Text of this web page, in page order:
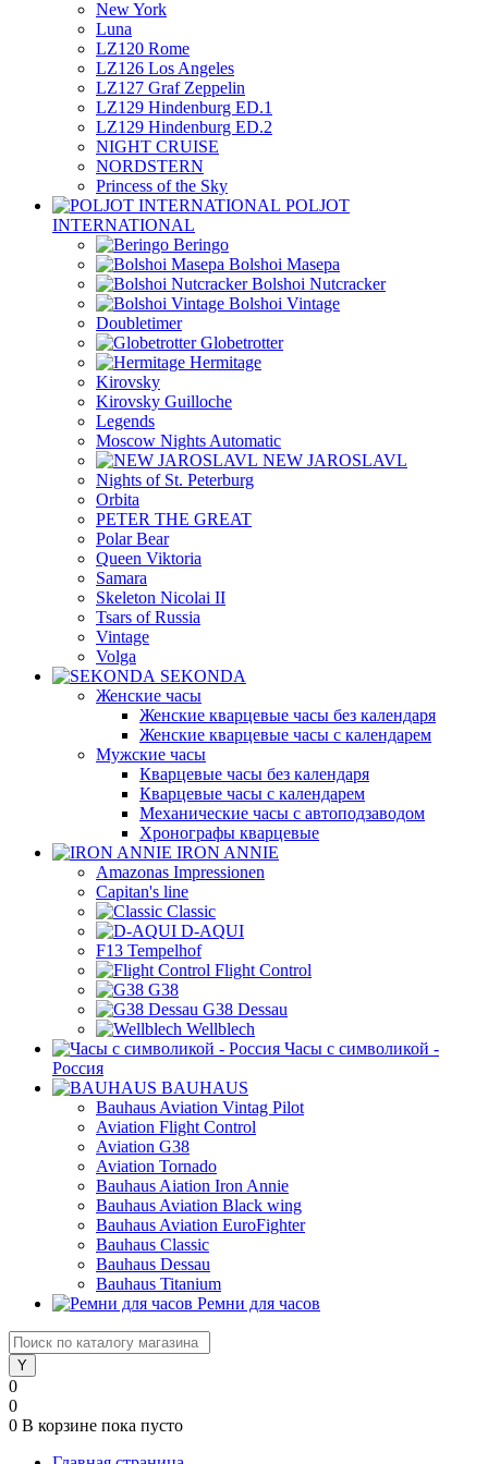
New York
Luna
LZ120 Rome
LZ126 Los Angeles
LZ127 Graf Zeppelin
LZ129 Hindenburg ED.1
LZ129 Hindenburg ED.2
NIGHT CRUISE
NORDSTERN
Princess of the Sky
POLJOT
INTERNATIONAL
Beringo
Bolshoi Masepa
Bolshoi Nutcracker
Bolshoi Vintage
Doubletimer
Globetrotter
Hermitage
Kirovsky
Kirovsky Guilloche
Legends
Moscow Nights Automatic
NEW JAROSLAVL
Nights of St. Peterburg
Orbita
PETER THE GREAT
Polar Bear
Queen Viktoria
Samara
Skeleton Nicolai II
Tsars of Russia
Vintage
Volga
SEKONDA
Женские часы
Женские кварцевые часы без календаря
Женские кварцевые часы с календарем
Мужские часы
Кварцевые часы без календаря
Кварцевые часы с календарем
Механические часы с автоподзаводом
Хронографы кварцевые
IRON ANNIE
Amazonas Impressionen
Capitan's line
Classic
D-AQUI
F13 Tempelhof
Flight Control
G38
G38 Dessau
Wellblech
Часы с символикой -
Россия
BAUHAUS
Bauhaus Aviation Vintag Pilot
Aviation Flight Control
Aviation G38
Aviation Tornado
Bauhaus Aiation Iron Annie
Bauhaus Aviation Black wing
Bauhaus Aviation EuroFighter
Bauhaus Classic
Bauhaus Dessau
Bauhaus Titanium
Ремни для часов
0
0
0 В корзине пока пусто